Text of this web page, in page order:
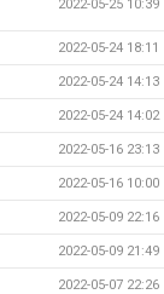
2022-05-25 10:39
2022-05-24 18:11
2022-05-24 14:13
2022-05-24 14:02
2022-05-16 23:13
2022-05-16 10:00
2022-05-09 22:16
2022-05-09 21:49
2022-05-07 22:26